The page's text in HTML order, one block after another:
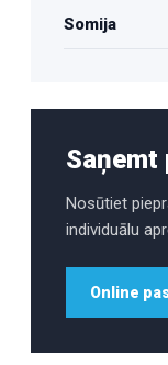
Somija
Saņemt
Nosūtiet
individuālu
Online